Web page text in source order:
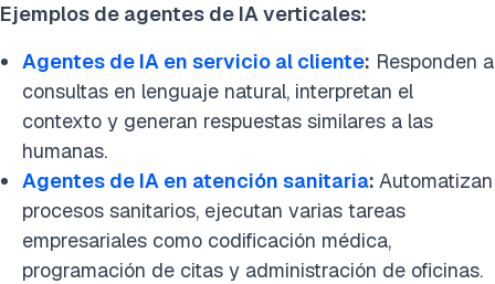
Ejemplos de agentes de IA verticales:
Agentes de IA en servicio al cliente: Responden a
consultas en lenguaje natural, interpretan el
contexto y generan respuestas similares a las
humanas.
Agentes de IA en atención sanitaria: Automatizan
procesos sanitarios, ejecutan varias tareas
empresariales como codificación médica,
programación de citas y administración de oficinas.